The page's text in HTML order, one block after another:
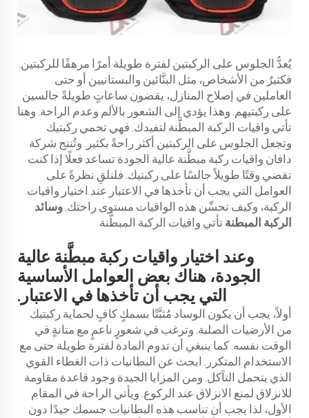
يُعدُّ الجلوس على الركبتين لفترة طويلة أمرًا مرهقًا للركبتين.
فكثيرٌ من الأشخاص، مثل البنَّائين والبستانيين أو حتى
العاملين في إصلاح المنازل، يقضون ساعاتٍ طويلةً جالسين
على ركبتيهم. وهذا يؤدي إلى الشعور بالألم وعدم الراحة. وهنا
تأتي واقيات الركبة المبطَّنة لتفيدك. فهي تحمي ركبتيك
وتجعل الجلوس على الركبتين أكثر راحةً بكثير. وتُنتج شركة
دافان واقيات ركبة مبطَّنة عالية الجودة تساعد فعلًا إذا كنت
تقضي وقتًا طويلاً جالسًا على ركبتيك. فلنلقِ نظرةً على
العوامل التي يجب أن تأخذها في الاعتبار عند اختيار واقيات
الركبة، وكيف تحسِّن هذه الواقيات مستوى راحتك. وسائد
الركبة المبطنة تأتي واقيات الركبة المبطَّنة
وعند اختيار واقيات ركبة مبطَّنة عالية
الجودة، هناك بعض العوامل الأساسية
التي يجب أن تأخذها في الاعتبار.
أولاً، يجب أن يكون الوساد مُثبَّتًا بسمكٍ كافٍ لحماية ركبتيك
من الأرضيات الصلبة. وترغب في شعورٍ ناعمٍ مع متانةٍ في
الوقت نفسه. كما ينبغي أن تدوم المادة لفترة طويلة حتى مع
الاستخدام المتكرر. ابحث عن البطانيات ذات الغطاء القوي
الذي يتحمل التآكل. ومن المزايا الجيدة وجود قاعدة مقاومة
للانزلاق لمنع الانزلاق عند الركوع. ويأتي الراحة في المقام
الأول، لذا يجب أن تناسب هذه البطانيات جسمك جيدًا دون